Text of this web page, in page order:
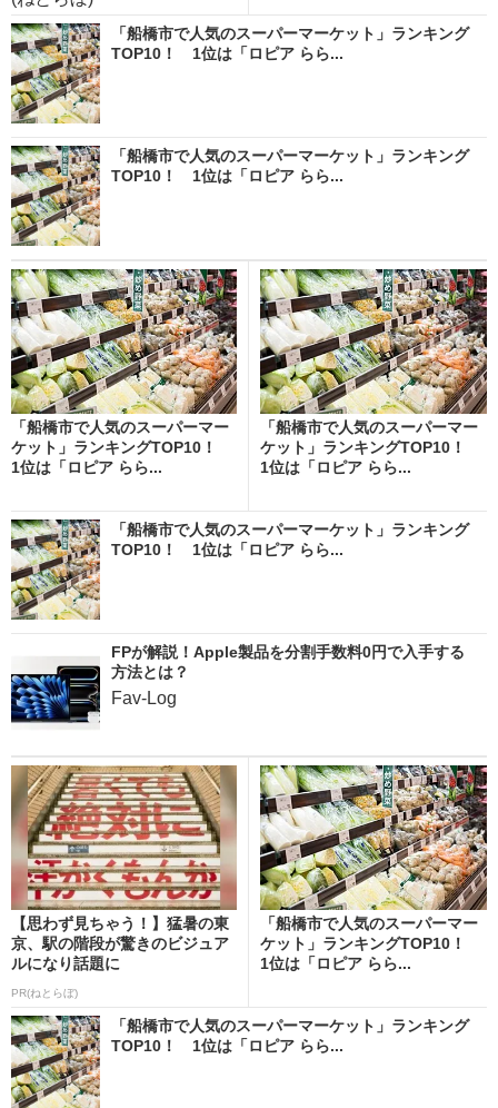
「船橋市で人気のスーパーマーケット」ランキング
TOP10！ 1位は「ロピア らら...
「船橋市で人気のスーパーマーケット」ランキング
TOP10！ 1位は「ロピア らら...
「船橋市で人気のスーパーマー
ケット」ランキングTOP10！
1位は「ロピア らら...
「船橋市で人気のスーパーマー
ケット」ランキングTOP10！
1位は「ロピア らら...
「船橋市で人気のスーパーマーケット」ランキング
TOP10！ 1位は「ロピア らら...
FPが解説！Apple製品を分割手数料0円で入手する
方法とは？
Fav-Log
【思わず見ちゃう！】猛暑の東
京、駅の階段が驚きのビジュア
ルになり話題に
PR(ねとらぼ)
「船橋市で人気のスーパーマー
ケット」ランキングTOP10！
1位は「ロピア らら...
「船橋市で人気のスーパーマーケット」ランキング
TOP10！ 1位は「ロピア らら...